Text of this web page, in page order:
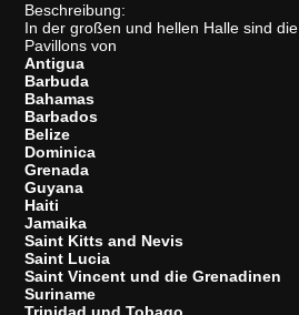
Beschreibung:
In der großen und hellen Halle sind die
Pavillons von
Antigua
Barbuda
Bahamas
Barbados
Belize
Dominica
Grenada
Guyana
Haiti
Jamaika
Saint Kitts and Nevis
Saint Lucia
Saint Vincent und die Grenadinen
Suriname